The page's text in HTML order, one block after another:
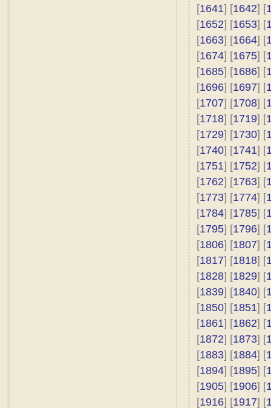
[1641] [1642] [
[1652] [1653] [
[1663] [1664] [
[1674] [1675] [
[1685] [1686] [
[1696] [1697] [
[1707] [1708] [
[1718] [1719] [
[1729] [1730] [
[1740] [1741] [
[1751] [1752] [
[1762] [1763] [
[1773] [1774] [
[1784] [1785] [
[1795] [1796] [
[1806] [1807] [
[1817] [1818] [
[1828] [1829] [
[1839] [1840] [
[1850] [1851] [
[1861] [1862] [
[1872] [1873] [
[1883] [1884] [
[1894] [1895] [
[1905] [1906] [
[1916] [1917] [